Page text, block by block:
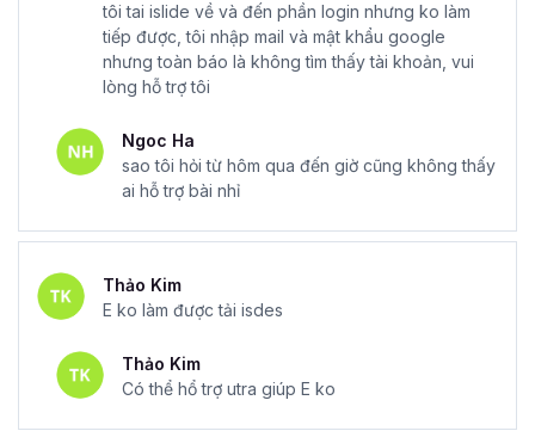
tôi tai islide về và đến phần login nhưng ko làm
tiếp được, tôi nhập mail và mật khẩu google
nhưng toàn báo là không tìm thấy tài khoản, vui
lòng hỗ trợ tôi
Ngoc Ha
sao tôi hỏi từ hôm qua đến giờ cũng không thấy
ai hỗ trợ bài nhỉ
Thảo Kim
E ko làm được tải isdes
Thảo Kim
Có thể hổ trợ utra giúp E ko